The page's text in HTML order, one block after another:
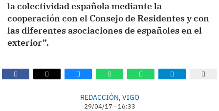
la colectividad española mediante la
cooperación con el Consejo de Residentes y con
las diferentes asociaciones de españoles en el
exterior”.
REDACCIÓN, VIGO
29/04/17 - 16:33